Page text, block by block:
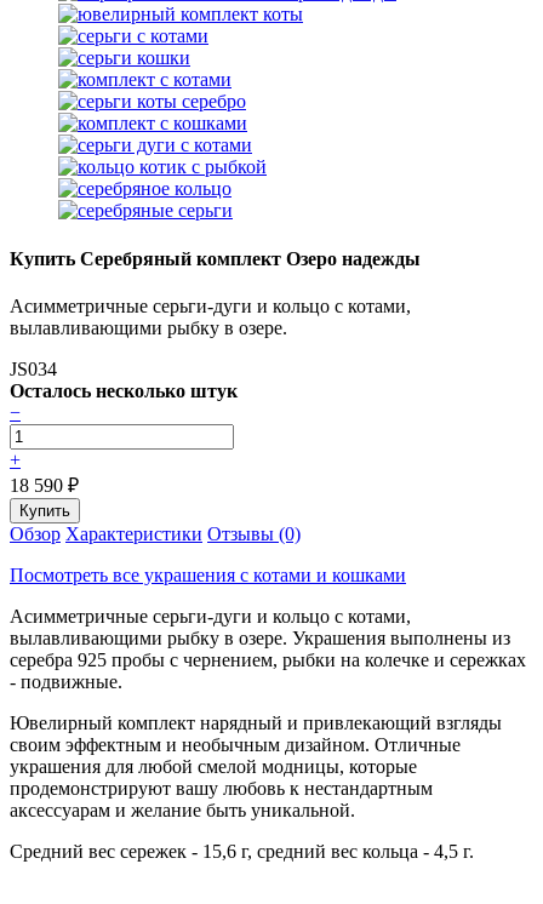
Купить Серебряный комплект Озеро надежды
Асимметричные серьги-дуги и кольцо с котами,
вылавливающими рыбку в озере.
JS034
Осталось несколько штук
−
+
18 590 ₽
Обзор Характеристики Отзывы (0)
Посмотреть все украшения с котами и кошками
Асимметричные серьги-дуги и кольцо с котами,
вылавливающими рыбку в озере. Украшения выполнены из
серебра 925 пробы с чернением, рыбки на колечке и сережках
- подвижные.
Ювелирный комплект нарядный и привлекающий взгляды
своим эффектным и необычным дизайном. Отличные
украшения для любой смелой модницы, которые
продемонстрируют вашу любовь к нестандартным
аксессуарам и желание быть уникальной.
Средний вес сережек - 15,6 г, средний вес кольца - 4,5 г.